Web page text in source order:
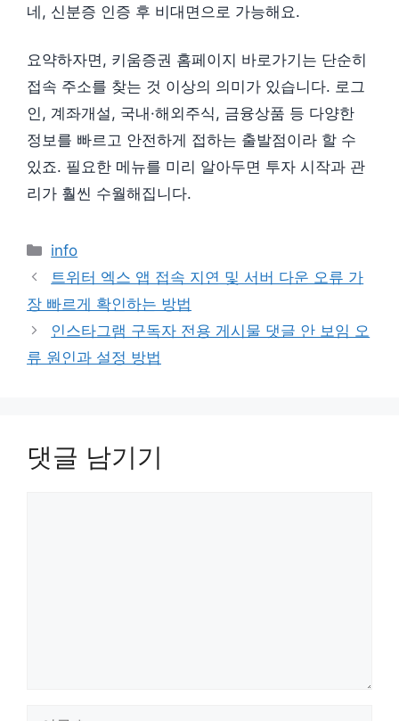
네, 신분증 인증 후 비대면으로 가능해요.
요약하자면, 키움증권 홈페이지 바로가기는 단순히
접속 주소를 찾는 것 이상의 의미가 있습니다. 로그
인, 계좌개설, 국내·해외주식, 금융상품 등 다양한
정보를 빠르고 안전하게 접하는 출발점이라 할 수
있죠. 필요한 메뉴를 미리 알아두면 투자 시작과 관
리가 훨씬 수월해집니다.
카
테
리
info
트위터 엑스 앱 접속 지연 및 서버 다운 오류 가
장 빠르게 확인하는 방법
인스타그램 구독자 전용 게시물 댓글 안 보임 오
류 원인과 설정 방법
댓글 남기기